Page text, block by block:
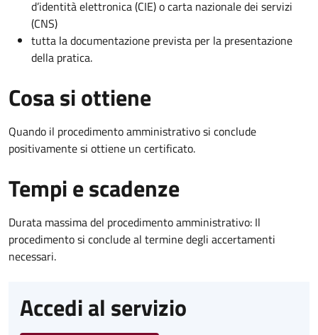
d’identità elettronica (CIE) o carta nazionale dei servizi
(CNS)
tutta la documentazione prevista per la presentazione
della pratica.
Cosa si ottiene
Quando il procedimento amministrativo si conclude
positivamente si ottiene un certificato.
Tempi e scadenze
Durata massima del procedimento amministrativo: Il
procedimento si conclude al termine degli accertamenti
necessari.
Accedi al servizio